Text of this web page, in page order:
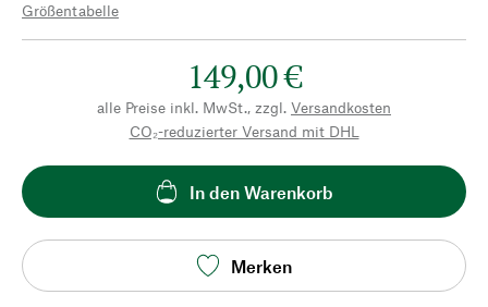
Größentabelle
149,00 €
alle Preise inkl. MwSt., zzgl. Versandkosten
CO₂-reduzierter Versand mit DHL
In den Warenkorb
Merken